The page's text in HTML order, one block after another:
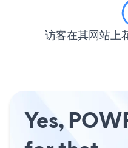
访客在其网站上
Yes,